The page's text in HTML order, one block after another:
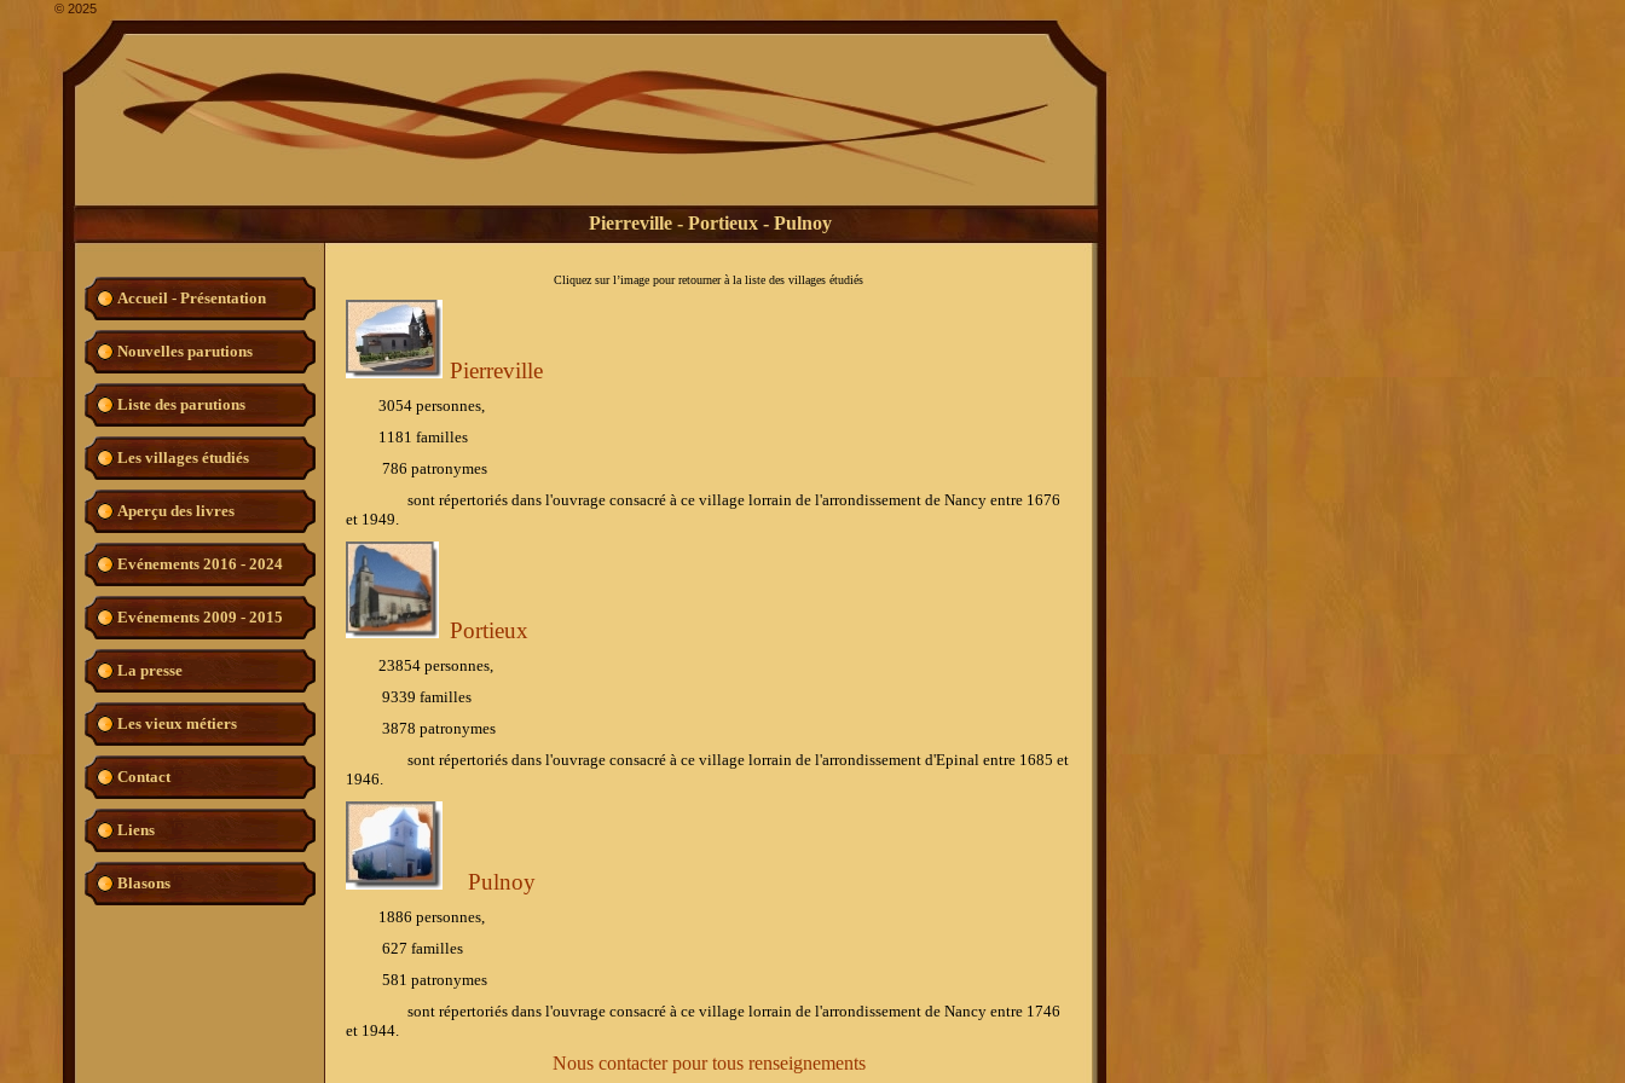
Accueil - Présentation
Nouvelles parutions
Liste des parutions
Les villages étudiés
Aperçu des livres
Evénements 2016 - 2024
Evénements 2009 - 2015
La presse
Les vieux métiers
Contact
Liens
Blasons
Cliquez sur l’image pour retourner à la liste des villages étudiés
Pierreville
3054 personnes,
1181 familles
786 patronymes
sont répertoriés dans l'ouvrage consacré à ce village lorrain de l'arrondissement de Nancy entre 1676
et 1949.
Portieux
23854 personnes,
9339 familles
3878 patronymes
sont répertoriés dans l'ouvrage consacré à ce village lorrain de l'arrondissement d'Epinal entre 1685 et
1946.
Pulnoy
1886 personnes,
627 familles
581 patronymes
sont répertoriés dans l'ouvrage consacré à ce village lorrain de l'arrondissement de Nancy entre 1746
et 1944.
Nous contacter pour tous renseignements
Pierreville - Portieux - Pulnoy
© 2025